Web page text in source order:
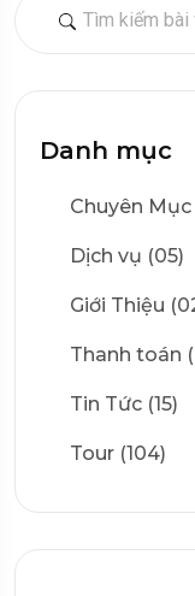
Danh mục
Chuyên Mục
Dịch vụ (05)
Giới Thiệu
Thanh toán
Tin Tức (15)
Tour (104)